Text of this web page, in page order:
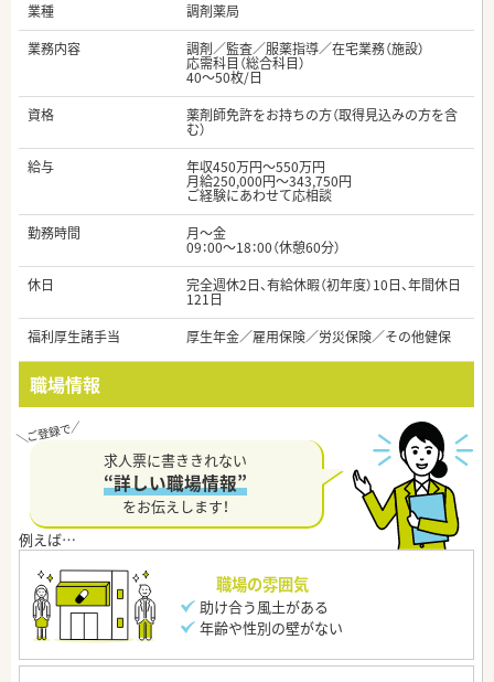
業種
調剤薬局
業務内容
調剤／監査／服薬指導／在宅業務（施設）
応需科目（総合科目）
40～50枚/日
資格
薬剤師免許をお持ちの方（取得見込みの方を含
む）
給与
年収450万円～550万円
月給250,000円～343,750円
ご経験にあわせて応相談
勤務時間
月～金
09：00～18：00（休憩60分）
休日
完全週休2日、有給休暇（初年度）10日、年間休日
121日
福利厚生諸手当
厚生年金／雇用保険／労災保険／その他健保
職場情報
求人票に書ききれない
“詳しい職場情報”
をお伝えします！
職場の雰囲気
助け合う風土がある
年齢や性別の壁がない